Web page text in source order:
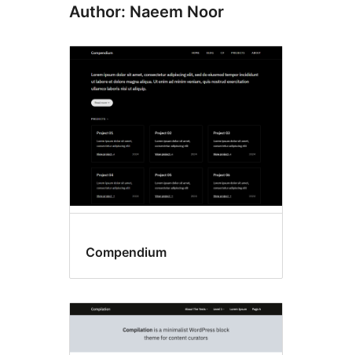
Author: Naeem Noor
Compendium